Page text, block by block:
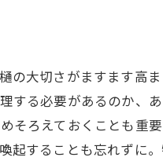
の大切さがますます高
する必要があるのか、
そろえておくことも重
起することも忘れずに